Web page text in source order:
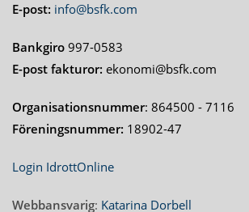
E-post: info@bsfk.com
Bankgiro 997-0583
E-post fakturor: ekonomi@bsfk.com
Organisationsnummer: 864500 - 7116
Föreningsnummer: 18902-47
Login IdrottOnline
Webbansvarig: Katarina Dorbell